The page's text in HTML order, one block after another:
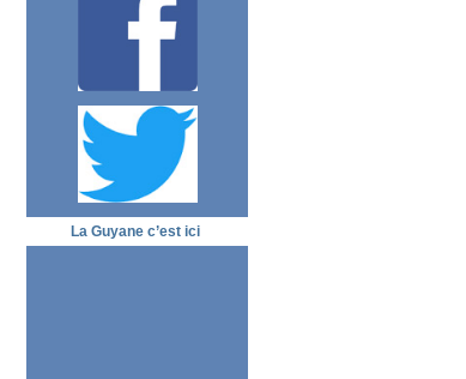
La Guyane c’est ici